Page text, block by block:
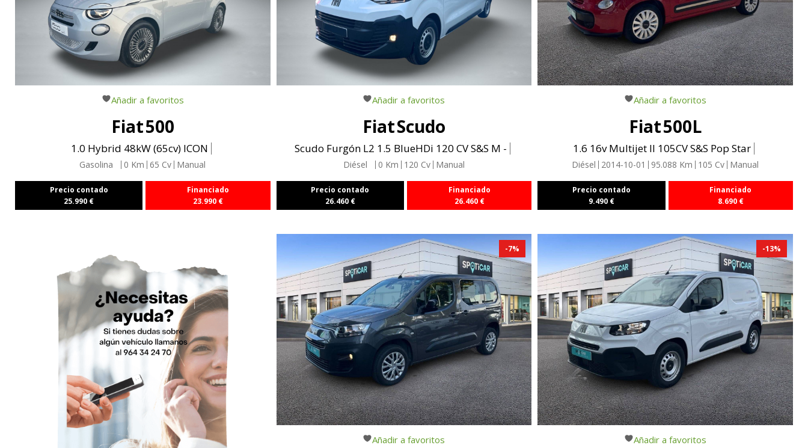
Añadir a favoritos
Fiat500
1.0 Hybrid 48kW (65cv) ICON
Gasolina 0 Km 65 Cv Manual
Precio contado
25.990 €
Financiado
23.990 €
Añadir a favoritos
FiatScudo
Scudo Furgón L2 1.5 BlueHDi 120 CV S&S M -
Diésel 0 Km 120 Cv Manual
Precio contado
26.460€
Financiado
26.460€
Añadir a favoritos
Fiat500L
1.6 16v Multijet II 105CV S&S Pop Star
Diésel 2014-10-01 95.088 Km 105 Cv Manual
Precio contado
9.490 €
Financiado
8.690€
-7%
Añadir a favoritos
-13%
Añadir a favoritos